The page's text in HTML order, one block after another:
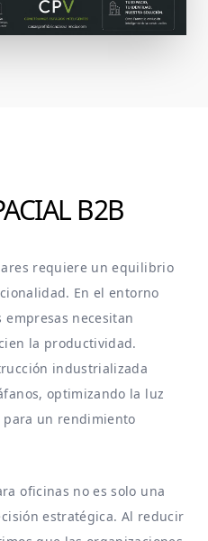
B2B
requiere un equilibrio
En el entorno
necesitan
la productividad.
industrializada
optimizando la luz
un rendimiento
oficinas no es solo una
estratégica. Al reducir